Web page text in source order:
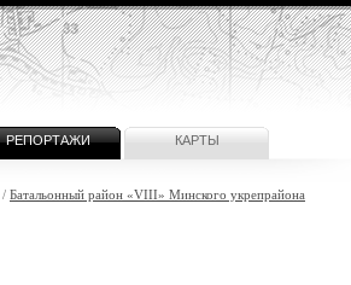
РЕПОРТАЖИ КАРТЫ
/ Батальонный район «VIII» Минского укрепрайона